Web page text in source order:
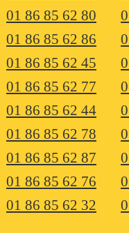
01 86 85 62 80
01 86 85 62 86
01 86 85 62 45
01 86 85 62 77
01 86 85 62 44
01 86 85 62 78
01 86 85 62 87
01 86 85 62 76
01 86 85 62 32